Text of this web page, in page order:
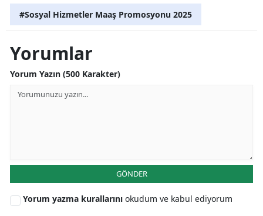
#Sosyal Hizmetler Maaş Promosyonu 2025
Yorumlar
Yorum Yazın (500 Karakter)
GÖNDER
Yorum yazma kurallarını okudum ve kabul ediyorum